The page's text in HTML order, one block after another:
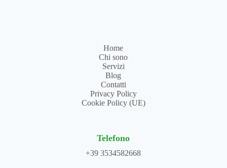
Home
Chi sono
Servizi
Blog
Contatti
Privacy Policy
Cookie Policy (UE)
Telefono
+39 3534582668